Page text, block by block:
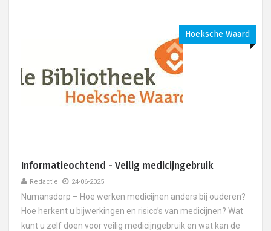
Hoeksche Waard
Informatieochtend - Veilig medicijngebruik
Redactie 24-06-2025
Numansdorp – Hoe werken medicijnen anders bij ouderen?
Hoe herkent u bijwerkingen en risico’s van medicijnen? Wat
kunt u zelf doen voor veilig medicijngebruik en wat kan de